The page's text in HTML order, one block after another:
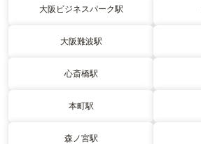
大阪ビジネスパーク駅
大阪難波駅
心斎橋駅
本町駅
森ノ宮駅